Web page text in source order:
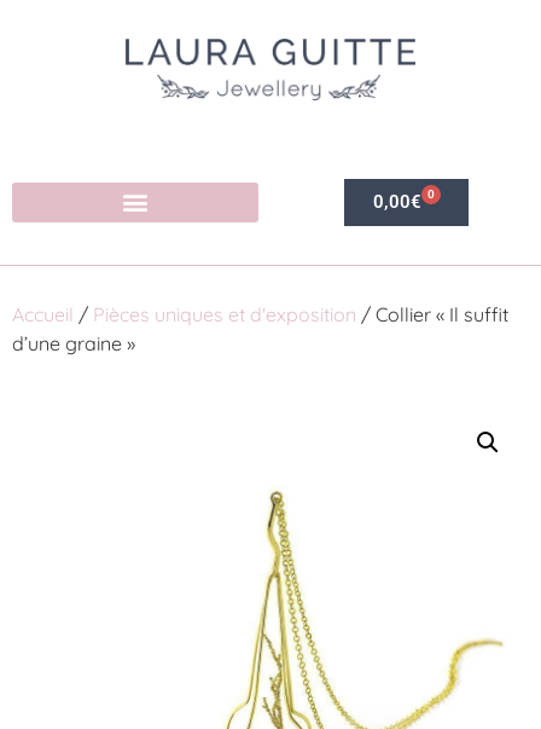
0,00€ 0
Accueil / Pièces uniques et d'exposition / Collier « Il suffit
d’une graine »